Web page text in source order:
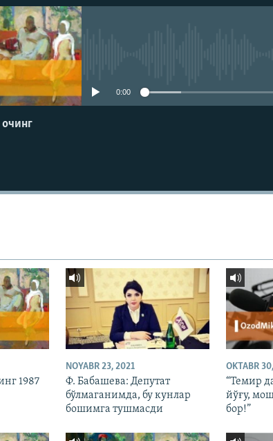
0:00
1987
NOYABR 23, 2021
Ф. Бабашева: Депутат
бўлмаганимда, бу кунлар
бошимга тушмасди
OKTABR
“Темир
йўғу,
бор!”